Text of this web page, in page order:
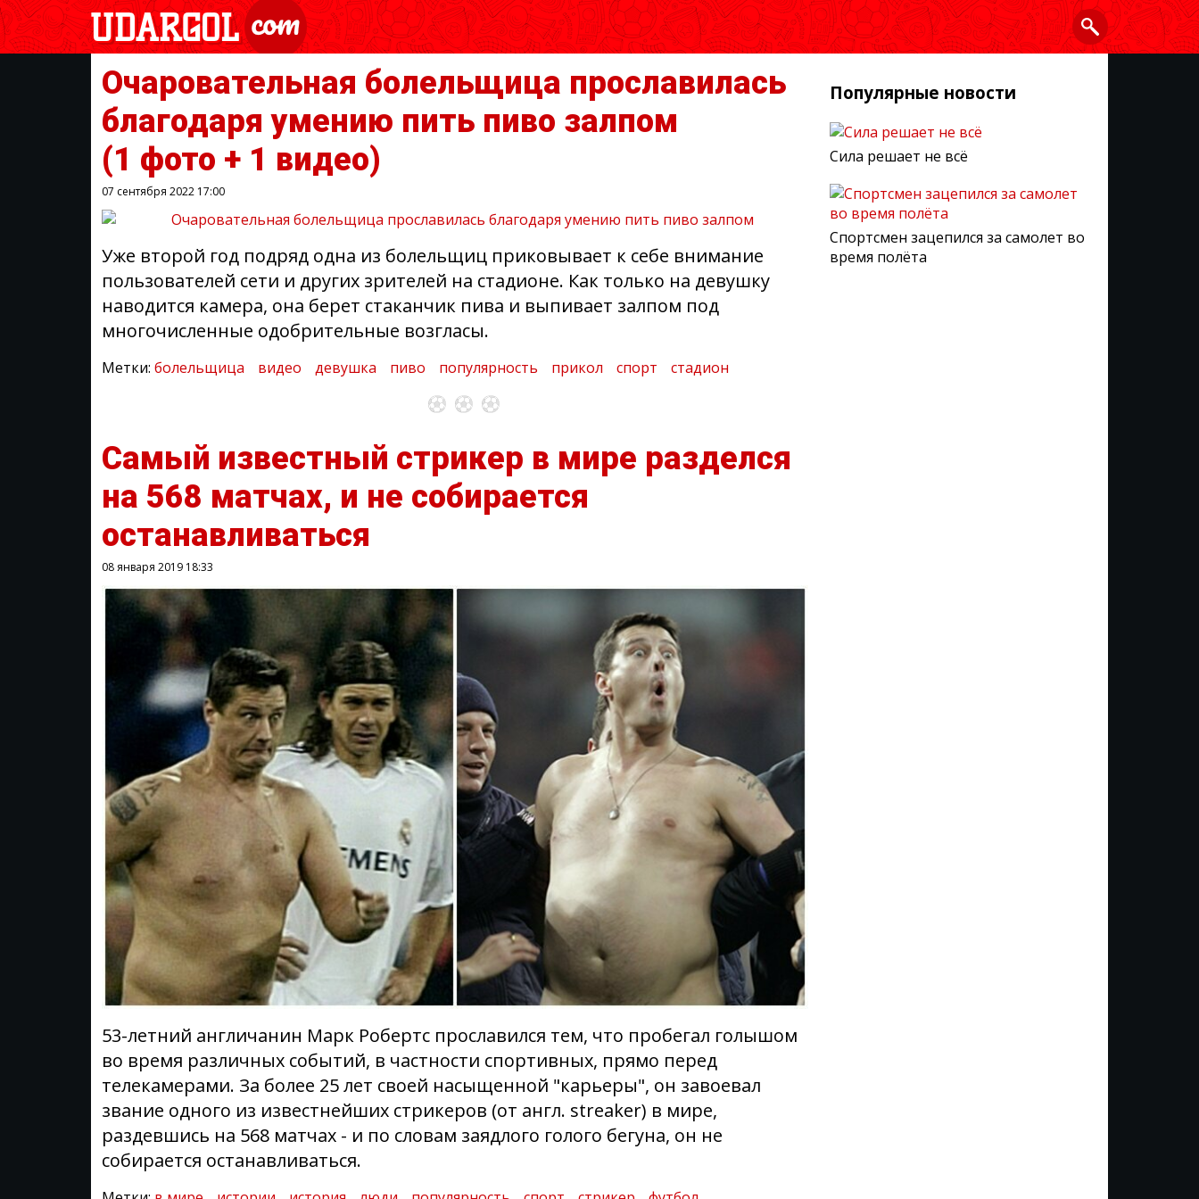
Очаровательная болельщица прославилась
благодаря умению пить пиво залпом
(1 фото + 1 видео)
07 сентября 2022 17:00
Уже второй год подряд одна из болельщиц приковывает к себе внимание
пользователей сети и других зрителей на стадионе. Как только на девушку
наводится камера, она берет стаканчик пива и выпивает залпом под
многочисленные одобрительные возгласы.
Метки: болельщица видео девушка пиво популярность прикол спорт стадион
Самый известный стрикер в мире разделся
на 568 матчах, и не собирается
останавливаться
08 января 2019 18:33
53-летний англичанин Марк Робертс прославился тем, что пробегал голышом
во время различных событий, в частности спортивных, прямо перед
телекамерами. За более 25 лет своей насыщенной "карьеры", он завоевал
звание одного из известнейших стрикеров (от англ. streaker) в мире,
раздевшись на 568 матчах - и по словам заядлого голого бегуна, он не
собирается останавливаться.
Популярные новости
Сила решает не всё
Спортсмен зацепился за самолет во
время полёта